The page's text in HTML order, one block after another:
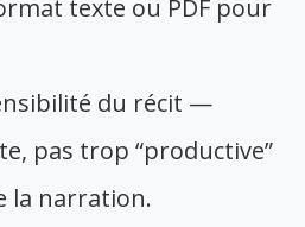
texte ou PDF pour
du récit —
pas trop “productive”
la narration.